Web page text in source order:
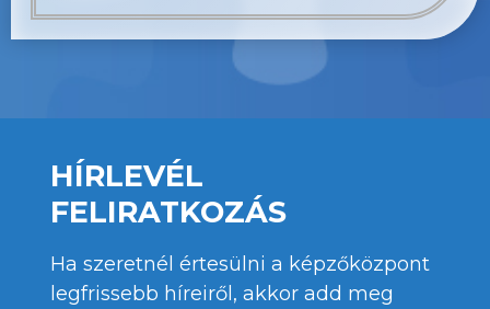
HÍRLEVÉL
FELIRATKOZÁS
Ha szeretnél értesülni a képzőközpont
legfrissebb híreiről, akkor add meg